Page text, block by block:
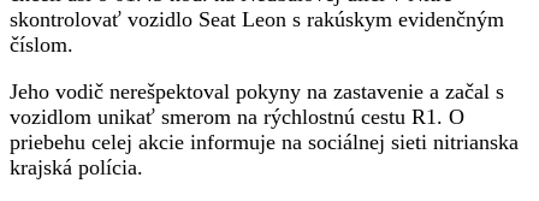
skontrolovať vozidlo Seat Leon s rakúskym evidenčným
číslom.
Jeho vodič nerešpektoval pokyny na zastavenie a začal s
vozidlom unikať smerom na rýchlostnú cestu R1. O
priebehu celej akcie informuje na sociálnej sieti nitrianska
krajská polícia.